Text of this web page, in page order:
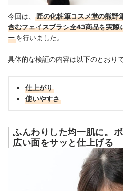
今回は、
匠の化粧筆コスメ堂の熊野
含むフェイスブラシ全43商品を実際
ーを行いました。
具体的な検証の内容は以下のとおりで
仕上がり
使いやすさ
ふんわりした均一肌に。
広い面をサッと仕上げる